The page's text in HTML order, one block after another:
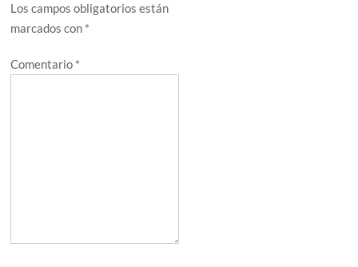
Los campos obligatorios están
marcados con *
Comentario *